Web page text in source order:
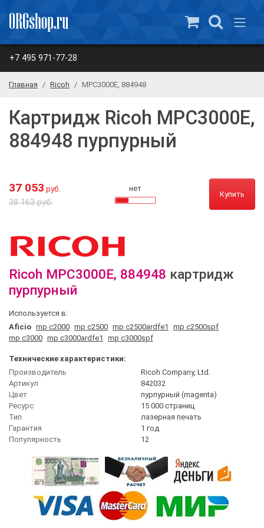
+7 495 971-77-28
Главная Ricoh MPC3000E, 884948
Картридж Ricoh MPC3000E,
884948 пурпурный
37 053 руб.
38 163 руб.
нет
Купить
Ricoh MPC3000E, 884948 картридж
пурпурный
Используется в:
Aficio mp c2000 mp c2500 mp c2500ardfe1
mp c2500spf
mp c3000 mp c3000ardfe1 mp c3000spf
Технические характеристики:
Производитель
Ricoh Company, Ltd.
Артикул
842032
Цвет
пурпурный (magenta)
Ресурс
15 000 страниц
Тип
лазерная печать
Гарантия
1 год
Популярность
12